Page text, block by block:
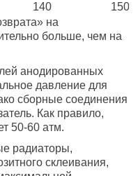
140
150-
на
больше, чем на
анодированных
давление для
сборные соединения
Как правило,
50-60 атм.
радиаторы,
склеивания,